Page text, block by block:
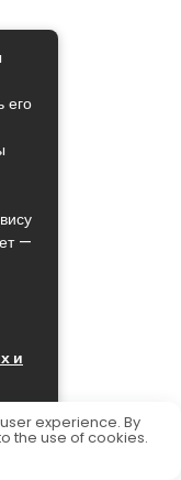
его
—
и
experience. By
the use of cookies.